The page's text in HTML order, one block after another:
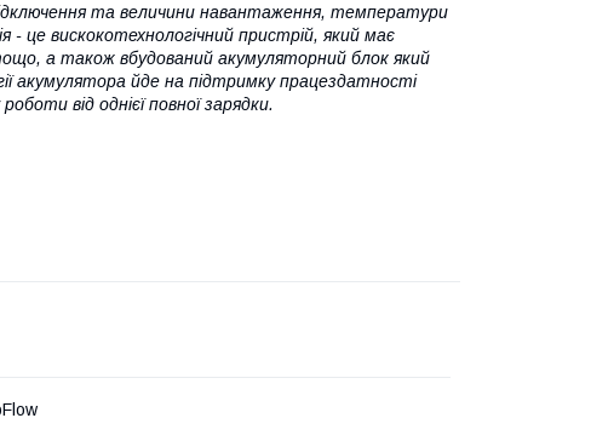
та величини навантаження, температури
це вискокотехнологічний пристрій, який має
а також вбудований акумуляторний блок який
акумулятора йде на підтримку працездатності
від однієї повної зарядки.